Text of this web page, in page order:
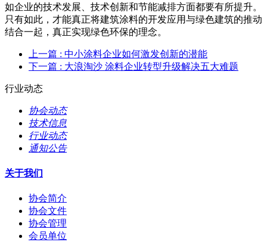
如企业的技术发展、技术创新和节能减排方面都要有所提升。
只有如此，才能真正将建筑涂料的开发应用与绿色建筑的推动
结合一起，真正实现绿色环保的理念。
上一篇 : 中小涂料企业如何激发创新的潜能
下一篇 : 大浪淘沙 涂料企业转型升级解决五大难题
行业动态
协会动态
技术信息
行业动态
通知公告
关于我们
协会简介
协会文件
协会管理
会员单位